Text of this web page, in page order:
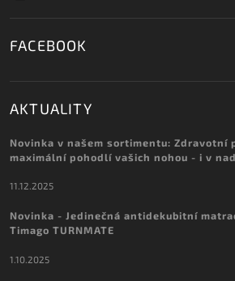
FACEBOOK
AKTUALITY
Novinka v našem sortimentu: Zdravotní
maximální pohodlí vašich nohou - i v
11.12.2025
Novinka - Jedinečná antidekubitní
Timago TURNMATE
1.10.2025